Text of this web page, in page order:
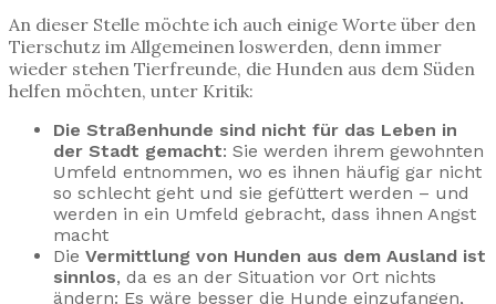
An dieser Stelle möchte ich auch einige Worte über den
Tierschutz im Allgemeinen loswerden, denn immer
wieder stehen Tierfreunde, die Hunden aus dem Süden
helfen möchten, unter Kritik:
Die Straßenhunde sind nicht für das Leben in
der Stadt gemacht: Sie werden ihrem gewohnten
Umfeld entnommen, wo es ihnen häufig gar nicht
so schlecht geht und sie gefüttert werden – und
werden in ein Umfeld gebracht, dass ihnen Angst
macht
Die Vermittlung von Hunden aus dem Ausland ist
sinnlos, da es an der Situation vor Ort nichts
ändern: Es wäre besser die Hunde einzufangen,